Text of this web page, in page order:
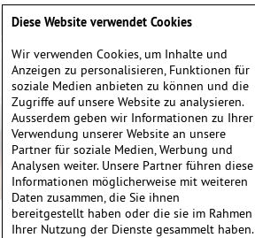
Diese Website verwendet Cookies
Wir verwenden Cookies, um Inhalte und
Anzeigen zu personalisieren, Funktionen für
soziale Medien anbieten zu können und die
Zugriffe auf unsere Website zu analysieren.
Ausserdem geben wir Informationen zu Ihrer
Verwendung unserer Website an unsere
Partner für soziale Medien, Werbung und
Analysen weiter. Unsere Partner führen diese
Informationen möglicherweise mit weiteren
Daten zusammen, die Sie ihnen
bereitgestellt haben oder die sie im Rahmen
Ihrer Nutzung der Dienste gesammelt haben.